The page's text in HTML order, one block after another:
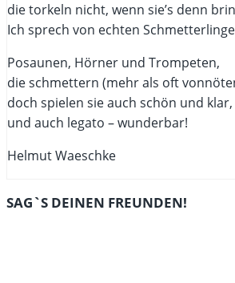
die torkeln nicht, wenn sie’s denn
Ich sprech von echten
Posaunen, Hörner und Trompeten,
die schmettern (mehr als oft
doch spielen sie auch schön und klar,
und auch legato – wunderbar!
Helmut Waeschke
SAG`S DEINEN FREUNDEN!